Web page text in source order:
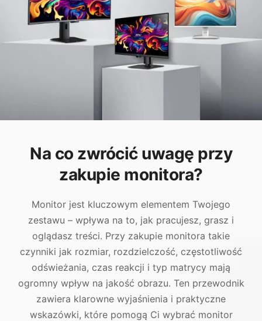
Na co zwrócić uwagę przy
zakupie monitora?
Monitor jest kluczowym elementem Twojego
zestawu – wpływa na to, jak pracujesz, grasz i
oglądasz treści. Przy zakupie monitora takie
czynniki jak rozmiar, rozdzielczość, częstotliwość
odświeżania, czas reakcji i typ matrycy mają
ogromny wpływ na jakość obrazu. Ten przewodnik
zawiera klarowne wyjaśnienia i praktyczne
wskazówki, które pomogą Ci wybrać monitor